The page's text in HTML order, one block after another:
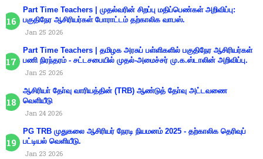
Part Time Teachers | முதல்வரின் சிறப்பு மதிப்பெண்கள் அறிவிப்பு:
பகுதிநேர ஆசிரியர்கள் போராட்டம் தற்காலிக வாபஸ்.
Jan 25 2026
Part Time Teachers | தமிழக அரசுப் பள்ளிகளில் பகுதிநேர ஆசிரியர்கள்
பணி நிரந்தரம் - சட்டசபையில் முதல்-அமைச்சர் மு.க.ஸ்டாலின் அறிவிப்பு.
Jan 25 2026
ஆசிரியா் தோ்வு வாரியத்தின் (TRB) ஆண்டுத் தோ்வு அட்டவணை
வெளியீடு
Jan 24 2026
PG TRB முதுகலை ஆசிரியர் நேரடி நியமனம் 2025 - தற்காலிக தெரிவுப்
பட்டியல் வெளியீடு.
Jan 23 2026